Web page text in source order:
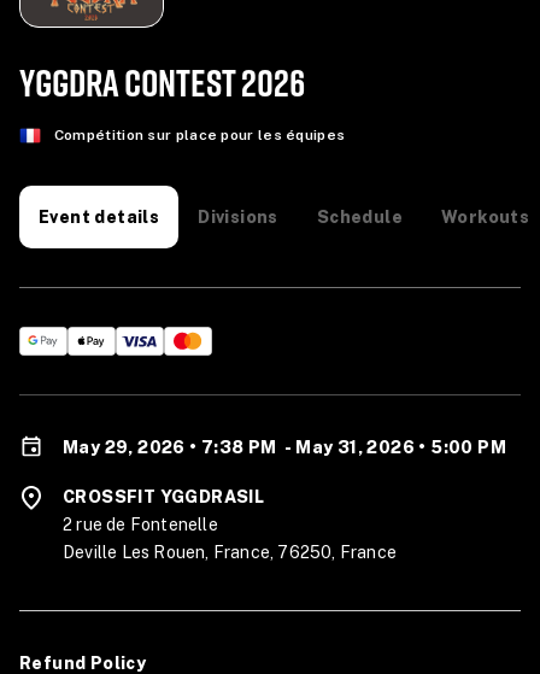
YGGDRA CONTEST 2026
Compétition sur place pour les équipes
Event details Divisions Schedule Workouts
May 29, 2026 • 7:38 PM - May 31, 2026 • 5:00 PM
CROSSFIT YGGDRASIL
2 rue de Fontenelle
Deville Les Rouen, France, 76250, France
Refund Policy